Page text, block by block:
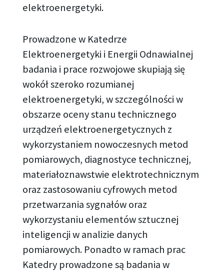
elektroenergetyki.
Prowadzone w Katedrze
Elektroenergetyki i Energii Odnawialnej
badania i prace rozwojowe skupiają się
wokół szeroko rozumianej
elektroenergetyki, w szczególności w
obszarze oceny stanu technicznego
urządzeń elektroenergetycznych z
wykorzystaniem nowoczesnych metod
pomiarowych, diagnostyce technicznej,
materiałoznawstwie elektrotechnicznym
oraz zastosowaniu cyfrowych metod
przetwarzania sygnałów oraz
wykorzystaniu elementów sztucznej
inteligencji w analizie danych
pomiarowych. Ponadto w ramach prac
Katedry prowadzone są badania w